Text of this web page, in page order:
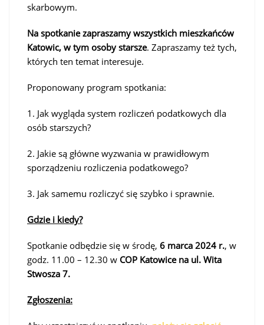
skarbowym.
Na spotkanie zapraszamy wszystkich mieszkańców
Katowic, w tym osoby starsze. Zapraszamy też tych,
których ten temat interesuje.
Proponowany program spotkania:
1. Jak wygląda system rozliczeń podatkowych dla
osób starszych?
2. Jakie są główne wyzwania w prawidłowym
sporządzeniu rozliczenia podatkowego?
3. Jak samemu rozliczyć się szybko i sprawnie.
Gdzie i kiedy?
Spotkanie odbędzie się w środę, 6 marca 2024 r., w
godz. 11.00 – 12.30 w COP Katowice na ul. Wita
Stwosza 7.
Zgłoszenia: